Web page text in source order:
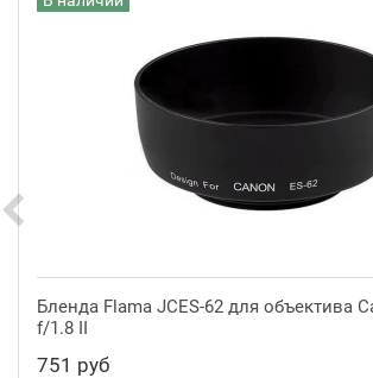
Бленда Flama JCES-62 для объектива
f/1.8 II
751 руб